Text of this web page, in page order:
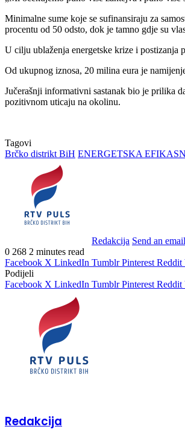
Minimalne sume koje se sufinansiraju za
procentu od 50 odsto, dok je tamno gdje su
U cilju ublaženja energetske krize i postizanja
Od ukupnog iznosa, 20 milina eura je
Jučerašnji informativni sastanak bio je prilika
pozitivnom uticaju na okolinu.
Tagovi
Brčko distrikt BiH ENERGETSKA
Redakcija Send an email
0 268 2 minutes read
Facebook X LinkedIn Tumblr Pinterest Reddit
Podijeli
Facebook X LinkedIn Tumblr Pinterest Reddit
Redakcija